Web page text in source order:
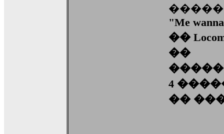
�����
"Me
��
��
4
��